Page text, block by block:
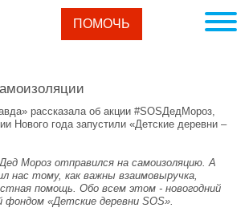
ПОМОЧЬ
рассказала об акции #SOSДедМороз,
Нового года запустили «Детские деревни –
Мороз отправился на самоизоляцию. А
нас тому, как важны взаимовыручка,
помощь. Обо всем этом - новогодний
фондом «Детские деревни SOS».